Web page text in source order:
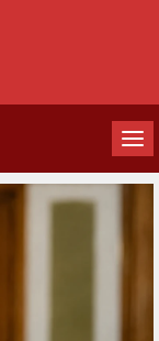
تغییر
وضعیت
ناوبری